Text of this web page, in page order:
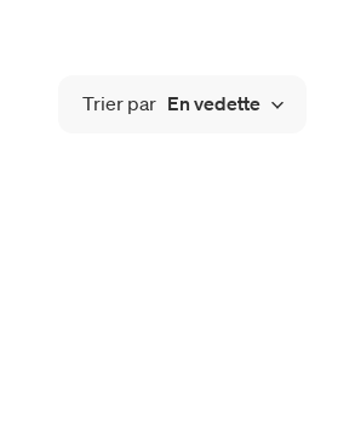
Trier par En vedette